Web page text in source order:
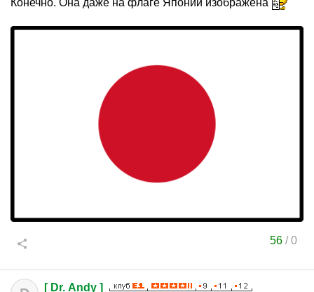
Конечно. Она даже на флаге Японии изображена
56 /0
[ Dr. Andy ]